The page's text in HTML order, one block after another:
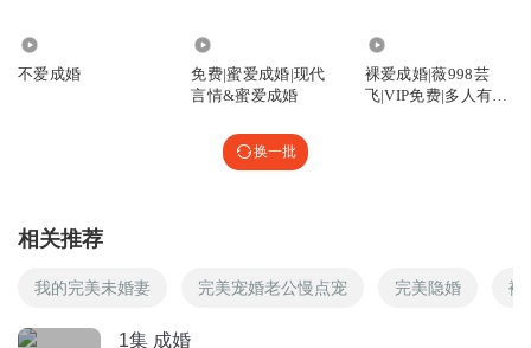
不爱成婚
免费|蜜爱成婚|现代
言情&蜜爱成婚
裸爱成婚|薇998芸
飞|VIP免费|多人有声
换一批
相关推荐
我的完美未婚妻 完美宠婚老公慢点宠 完美隐婚 裸
1集 成婚